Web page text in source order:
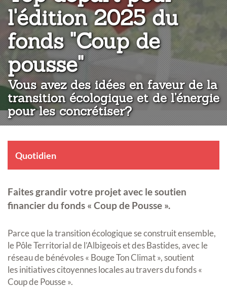
l'édition 2025 du
fonds "Coup de
pousse":
Vous avez des idées en faveur de la
transition écologique et de l’énergie
pour les concrétiser?
Quotidien
Faites grandir votre projet avec le soutien
financier du fonds « Coup de Pousse ».
Parce que la transition écologique se construit ensemble,
le Pôle Territorial de l’Albigeois et des Bastides, avec le
réseau de bénévoles « Bouge Ton Climat », soutient
les initiatives citoyennes locales au travers du fonds «
Coup de Pousse ».